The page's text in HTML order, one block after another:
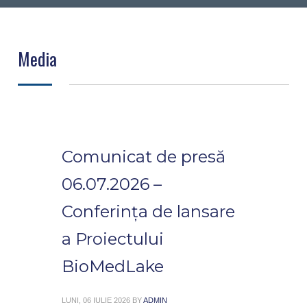
Media
Comunicat de presă
06.07.2026 –
Conferința de lansare
a Proiectului
BioMedLake
LUNI, 06 IULIE 2026 BYADMIN